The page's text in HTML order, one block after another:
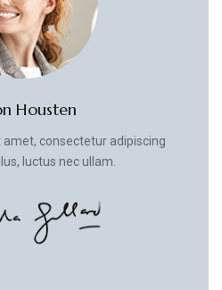
Housten
amet, consectetur adipiscing
luctus nec ullam.